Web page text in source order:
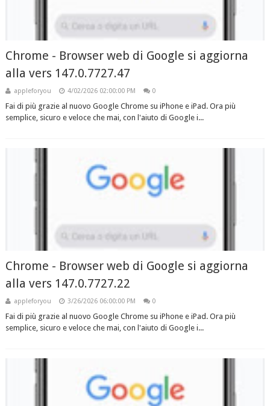
Chrome - Browser web di Google si aggiorna
alla vers 147.0.7727.47
appleforyou 4/02/2026 02:00:00 PM 0
Fai di più grazie al nuovo Google Chrome su iPhone e iPad. Ora più
semplice, sicuro e veloce che mai, con l'aiuto di Google i...
Chrome - Browser web di Google si aggiorna
alla vers 147.0.7727.22
appleforyou 3/26/2026 06:00:00 PM 0
Fai di più grazie al nuovo Google Chrome su iPhone e iPad. Ora più
semplice, sicuro e veloce che mai, con l'aiuto di Google i...